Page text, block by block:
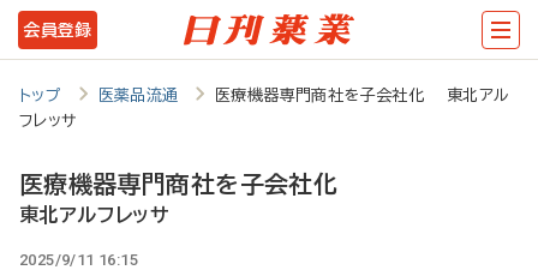
メ
イ
テ
会員登録
トップ 医薬品流通
医療機器専門商社を子会社化 東北アル
フレッサ
医療機器専門商社を子会社化
東北アルフレッサ
2025/9/11 16:15